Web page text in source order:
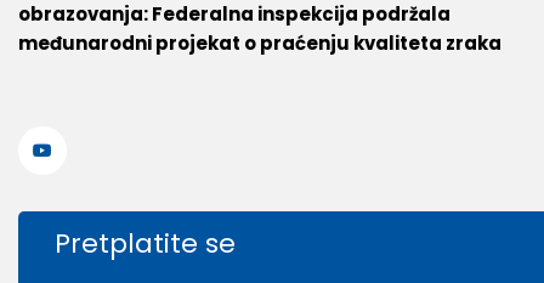
obrazovanja: Federalna inspekcija podržala
međunarodni projekat o praćenju kvaliteta zraka
Pretplatite se